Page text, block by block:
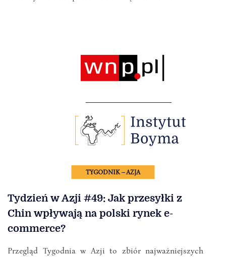
TYGODNIK – AZJA
Tydzień w Azji #49: Jak przesyłki z
Chin wpływają na polski rynek e-
commerce?
Przegląd Tygodnia w Azji to zbiór najważniejszych